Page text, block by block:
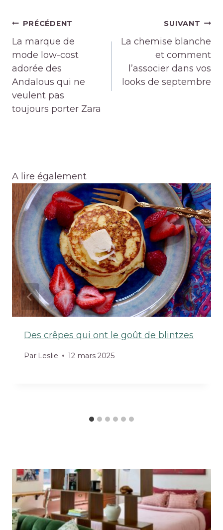
Navigation
de
l’article
PRÉCÉDENT
La marque de
mode low-cost
adorée des
Andalous qui ne
veulent pas
toujours porter Zara
SUIVANT
La chemise blanche
et comment
l’associer dans vos
looks de septembre
A lire également
Des crêpes qui ont le goût de blintzes
Par Leslie 12 mars 2025